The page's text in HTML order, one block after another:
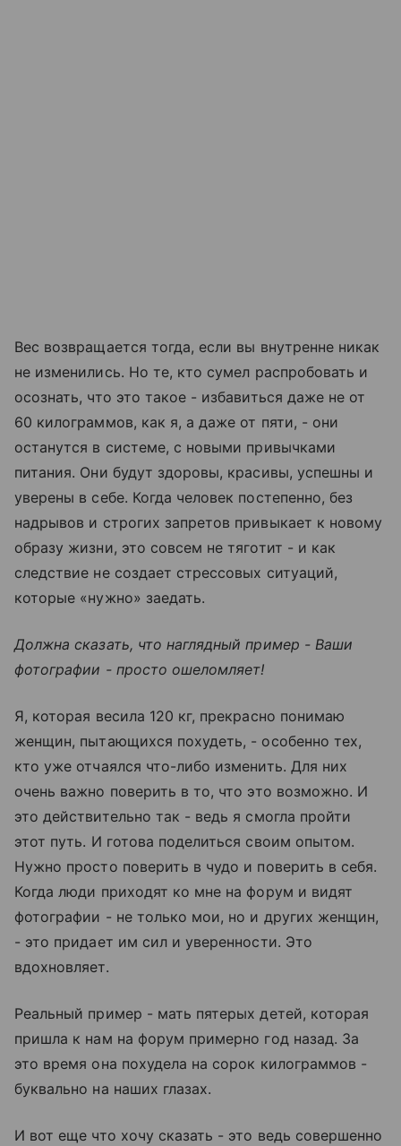
Вес возвращается тогда, если вы внутренне никак
не изменились. Но те, кто сумел распробовать и
осознать, что это такое - избавиться даже не от
60 килограммов, как я, а даже от пяти, - они
останутся в системе, с новыми привычками
питания. Они будут здоровы, красивы, успешны и
уверены в себе. Когда человек постепенно, без
надрывов и строгих запретов привыкает к новому
образу жизни, это совсем не тяготит - и как
следствие не создает стрессовых ситуаций,
которые «нужно» заедать.
Должна сказать, что наглядный пример - Ваши
фотографии - просто ошеломляет!
Я, которая весила 120 кг, прекрасно понимаю
женщин, пытающихся похудеть, - особенно тех,
кто уже отчаялся что-либо изменить. Для них
очень важно поверить в то, что это возможно. И
это действительно так - ведь я смогла пройти
этот путь. И готова поделиться своим опытом.
Нужно просто поверить в чудо и поверить в себя.
Когда люди приходят ко мне на форум и видят
фотографии - не только мои, но и других женщин,
- это придает им сил и уверенности. Это
вдохновляет.
Реальный пример - мать пятерых детей, которая
пришла к нам на форум примерно год назад. За
это время она похудела на сорок килограммов -
буквально на наших глазах.
И вот еще что хочу сказать - это ведь совершенно